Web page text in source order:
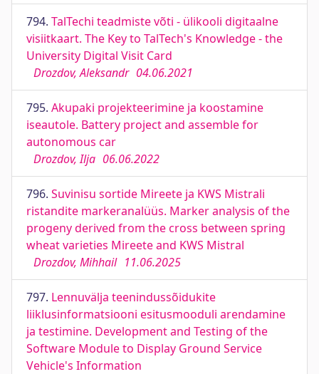
794. TalTechi teadmiste võti - ülikooli digitaalne
visiitkaart. The Key to TalTech's Knowledge - the
University Digital Visit Card
Drozdov, Aleksandr 04.06.2021
795. Akupaki projekteerimine ja koostamine
iseautole. Battery project and assemble for
autonomous car
Drozdov, Ilja 06.06.2022
796. Suvinisu sortide Mireete ja KWS Mistrali
ristandite markeranalüüs. Marker analysis of the
progeny derived from the cross between spring
wheat varieties Mireete and KWS Mistral
Drozdov, Mihhail 11.06.2025
797. Lennuvälja teenindussõidukite
liiklusinformatsiooni esitusmooduli arendamine
ja testimine. Development and Testing of the
Software Module to Display Ground Service
Vehicle's Information